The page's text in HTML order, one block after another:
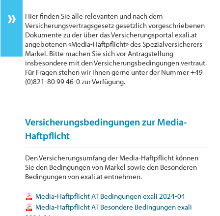
Hier finden Sie alle relevanten und nach dem
Versicherungsvertragsgesetz gesetzlich vorgeschriebenen
Dokumente zu der über das Versicherungsportal exali.at
angebotenen «Media-Haftpflicht» des Spezialversicherers
Markel. Bitte machen Sie sich vor Antragstellung
insbesondere mit den Versicherungsbedingungen vertraut.
Für Fragen stehen wir Ihnen gerne unter der Nummer +49
(0)821-80 99 46-0 zur Verfügung.
Versicherungsbedingungen zur Media-
Haftpflicht
Den Versicherungsumfang der Media-Haftpflicht können
Sie den Bedingungen von Markel sowie den Besonderen
Bedingungen von exali.at entnehmen.
Media-Haftpflicht AT Bedingungen exali 2024-04
Media-Haftpflicht AT Besondere Bedingungen exali